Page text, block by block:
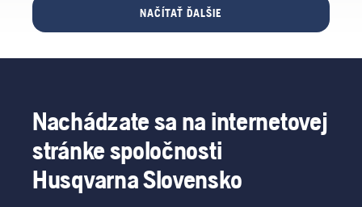
ikonickým
NAČÍTAŤ ĎALŠIE
Nachádzate sa na internetovej
stránke spoločnosti
Husqvarna Slovensko